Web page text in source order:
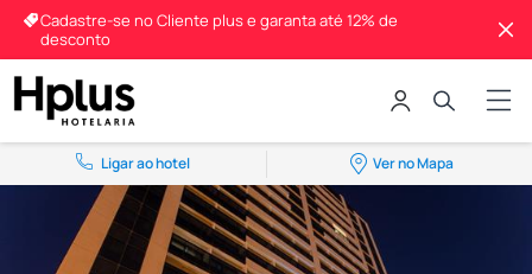
Cadastre-se no Cliente plus e garanta até 12% de
desconto
Ligar ao hotel Ver no Mapa